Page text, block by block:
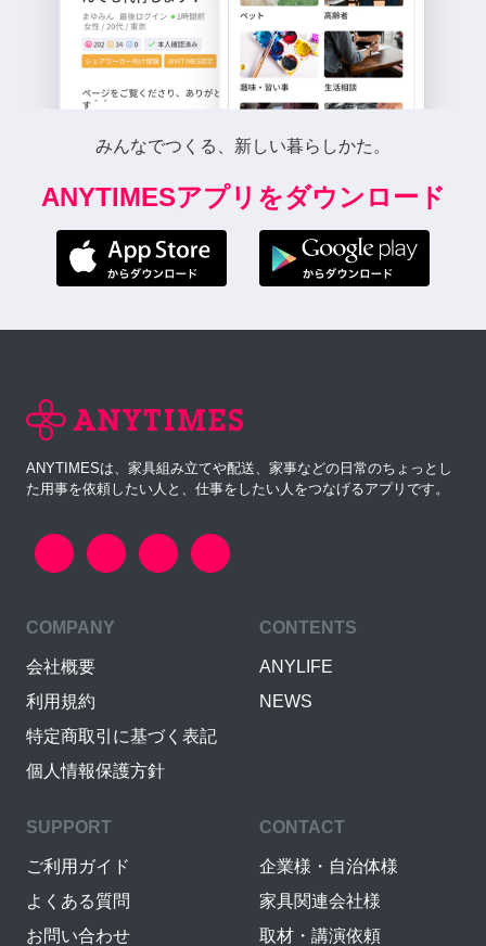
みんなでつくる、新しい暮らしかた。
ANYTIMESアプリをダウンロード
ANYTIMESは、家具組み立てや配送、家事などの日常のちょっとし
た用事を依頼したい人と、仕事をしたい人をつなげるアプリです。
COMPANY
会社概要
利用規約
特定商取引に基づく表記
個人情報保護方針
CONTENTS
ANYLIFE
NEWS
SUPPORT
ご利用ガイド
よくある質問
お問い合わせ
CONTACT
企業様・自治体様
家具関連会社様
取材・講演依頼